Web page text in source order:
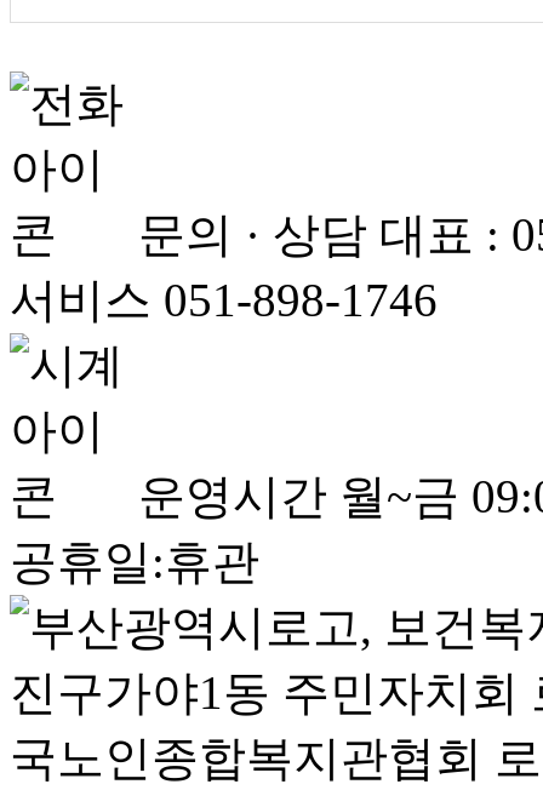
문의 · 상담 대표 :
서비스 051-898-1746
운영시간 월~금
공휴일:휴관